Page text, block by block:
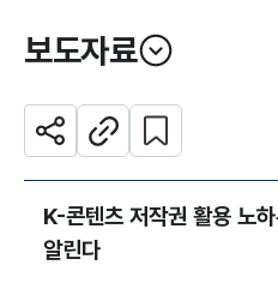
보도자료
열기
공유하기주소복사
관심 콘텐츠 설정
K-콘텐츠 저작권 활용 노
알린다